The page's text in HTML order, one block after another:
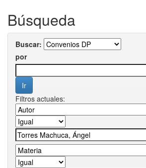
Búsqueda
Buscar:
por
Filtros actuales: